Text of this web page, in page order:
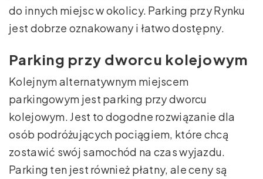
do innych miejsc w okolicy. Parking przy Rynku
jest dobrze oznakowany i łatwo dostępny.
Parking przy dworcu kolejowym
Kolejnym alternatywnym miejscem
parkingowym jest parking przy dworcu
kolejowym. Jest to dogodne rozwiązanie dla
osób podróżujących pociągiem, które chcą
zostawić swój samochód na czas wyjazdu.
Parking ten jest również płatny, ale ceny są